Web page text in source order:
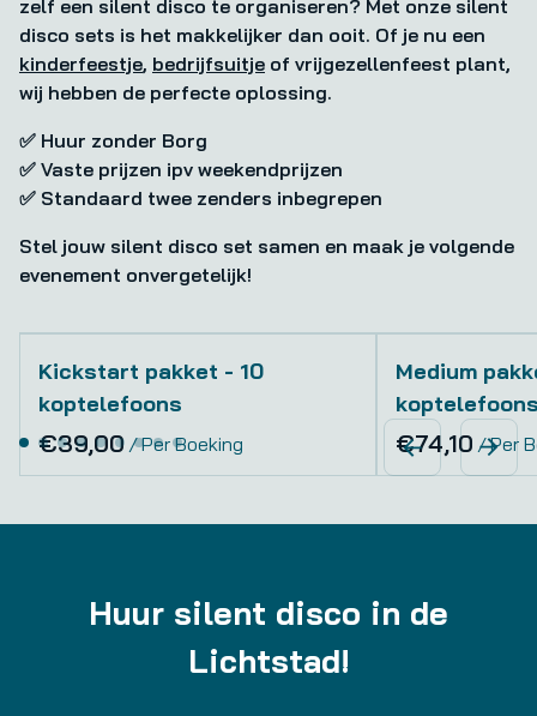
zelf een silent disco te organiseren? Met onze silent
disco sets is het makkelijker dan ooit. Of je nu een
kinderfeestje, bedrijfsuitje of vrijgezellenfeest plant,
wij hebben de perfecte oplossing.
✅ Huur zonder Borg
✅ Vaste prijzen ipv weekendprijzen
✅ Standaard twee zenders inbegrepen
Stel jouw silent disco set samen en maak je volgende
evenement onvergetelijk!
Kickstart pakket - 10
koptelefoons
/
Medium
/
Huur silent disco in de
Lichtstad!